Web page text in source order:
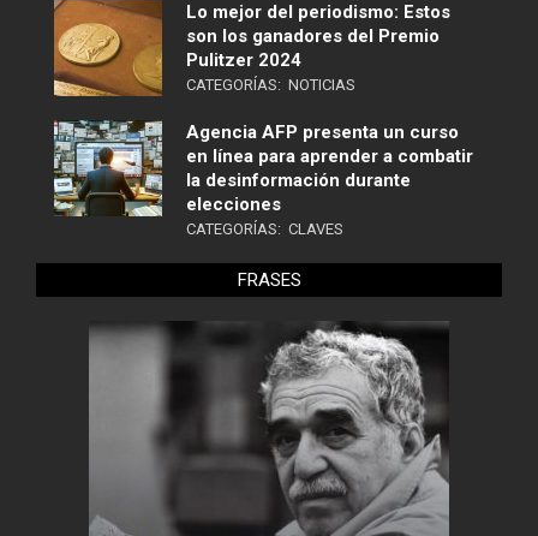
Lo mejor del periodismo: Estos
son los ganadores del Premio
Pulitzer 2024
CATEGORÍAS: NOTICIAS
Agencia AFP presenta un curso
en línea para aprender a combatir
la desinformación durante
elecciones
CATEGORÍAS: CLAVES
FRASES